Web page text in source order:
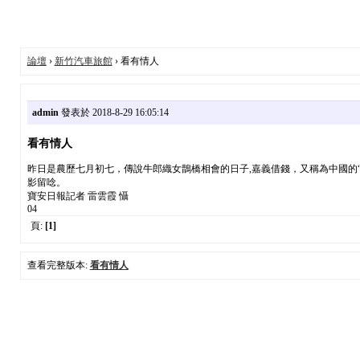
論壇› 新竹汽車旅館› 看有情人
admin發表於 2018-8-29 16:05:14
看有情人
昨日是農歷七月初七，傳說牛郎織女鵲橋相會的日子,嘉義借錢，又稱為中國
影留唸。
寶安日報記者 雷雲霞 懾
04
頁: [1]
查看完整版本: 看有情人